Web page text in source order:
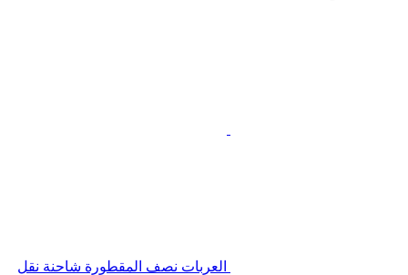
العربات نصف المقطورة شاحنة نقل